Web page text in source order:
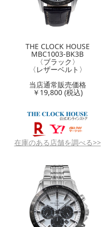
THE CLOCK HOUSE
MBC1003-BK3B
〈ブラック〉
〈レザーベルト〉
当店通常販売価格
￥19,800 (税込)
在庫のある店舗を調べる>>